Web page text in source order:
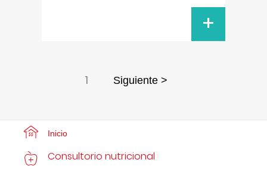
+
1 Siguiente >
Inicio
Consultorio nutricional